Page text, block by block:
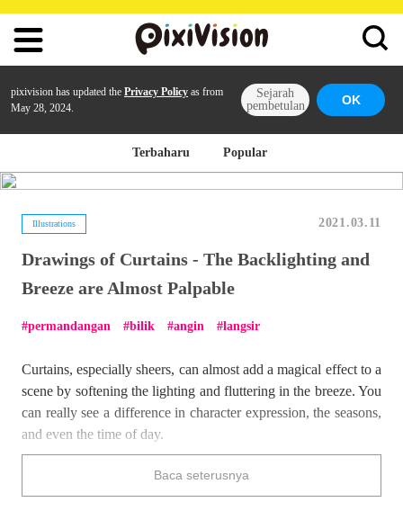
pixivision has updated the Privacy Policy as from
May 28, 2024.
Sejarah
pembetulan
OK
Terbaharu Popular
Illustrations 2021.03.11
Drawings of Curtains - The Backlighting and
Breeze are Almost Palpable
permandangan bilik angin langsir
Curtains, especially sheers, can almost add a magical effect to a
scene by softening the lighting and fluttering in the breeze. You
can really see a difference in character expression, the seasons,
and even the time of day.
How would you depict a scene with curtains?
Baca seterusnya